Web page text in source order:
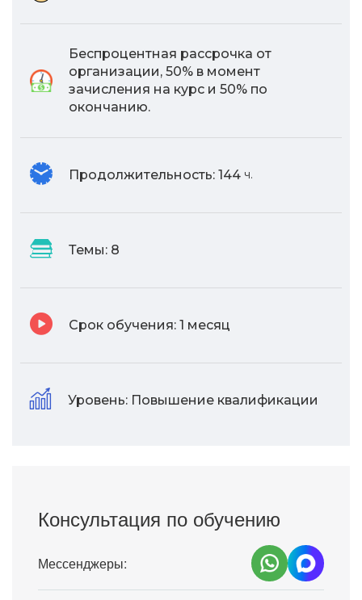
Беспроцентная рассрочка от
организации, 50% в момент
зачисления на курс и 50% по
окончанию.
Продолжительность: 144 ч.
Темы: 8
Срок обучения: 1 месяц
Уровень: Повышение квалификации
Консультация по обучению
Мессенджеры: